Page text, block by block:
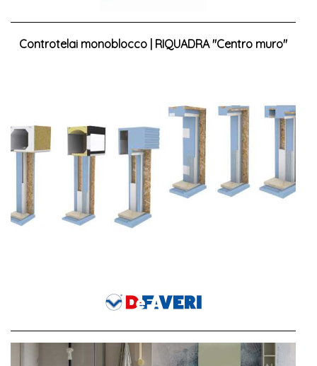
Controtelai monoblocco | RIQUADRA "Centro muro"